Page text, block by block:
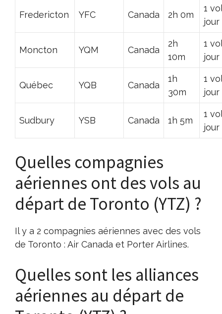
Fredericton YFC Canada 2h 0m
1
jour
Moncton YQM Canada
2h
10m
1
jour
Québec YQB Canada
1h
30m
1
jour
Sudbury YSB Canada 1h 5m
1
jour
Quelles compagnies
aériennes ont des vols au
départ de Toronto (YTZ) ?
Il y a 2 compagnies aériennes avec des vols
de Toronto : Air Canada et Porter Airlines.
Quelles sont les alliances
aériennes au départ de